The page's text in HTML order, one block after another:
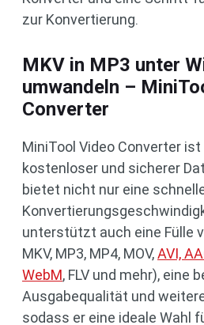
zur Konvertierung.
MKV in MP3 unter
umwandeln –
Converter
MiniTool Video Converter ist
kostenloser und sicherer
bietet nicht nur eine
unterstützt auch eine Fülle
MKV, MP3, MP4, MOV,AVI,
WebM, FLV und mehr), eine
Ausgabequalität und
sodass er eine ideale Wahl